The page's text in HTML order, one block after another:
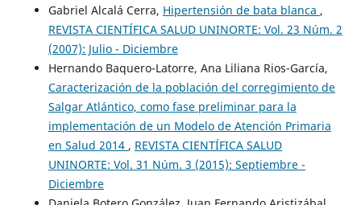
Gabriel Alcalá Cerra, Hipertensión de bata blanca ,
REVISTA CIENTÍFICA SALUD UNINORTE: Vol. 23 Núm. 2
(2007): Julio - Diciembre
Hernando Baquero-Latorre, Ana Liliana Rios-García,
Caracterización de la población del corregimiento de
Salgar Atlántico, como fase preliminar para la
implementación de un Modelo de Atención Primaria
en Salud 2014 , REVISTA CIENTÍFICA SALUD
UNINORTE: Vol. 31 Núm. 3 (2015): Septiembre -
Diciembre